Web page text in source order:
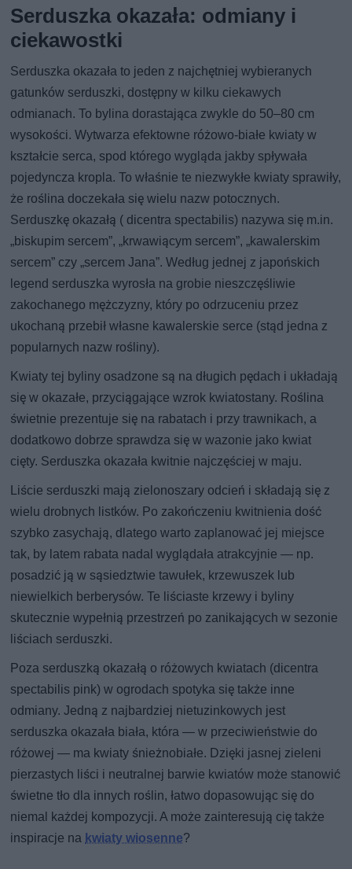
Serduszka okazała: odmiany i
ciekawostki
Serduszka okazała to jeden z najchętniej wybieranych
gatunków serduszki, dostępny w kilku ciekawych
odmianach. To bylina dorastająca zwykle do 50–80 cm
wysokości. Wytwarza efektowne różowo-białe kwiaty w
kształcie serca, spod którego wygląda jakby spływała
pojedyncza kropla. To właśnie te niezwykłe kwiaty sprawiły,
że roślina doczekała się wielu nazw potocznych.
Serduszkę okazałą ( dicentra spectabilis) nazywa się m.in.
„biskupim sercem”, „krwawiącym sercem”, „kawalerskim
sercem” czy „sercem Jana”. Według jednej z japońskich
legend serduszka wyrosła na grobie nieszczęśliwie
zakochanego mężczyzny, który po odrzuceniu przez
ukochaną przebił własne kawalerskie serce (stąd jedna z
popularnych nazw rośliny).
Kwiaty tej byliny osadzone są na długich pędach i układają
się w okazałe, przyciągające wzrok kwiatostany. Roślina
świetnie prezentuje się na rabatach i przy trawnikach, a
dodatkowo dobrze sprawdza się w wazonie jako kwiat
cięty. Serduszka okazała kwitnie najczęściej w maju.
Liście serduszki mają zielonoszary odcień i składają się z
wielu drobnych listków. Po zakończeniu kwitnienia dość
szybko zasychają, dlatego warto zaplanować jej miejsce
tak, by latem rabata nadal wyglądała atrakcyjnie — np.
posadzić ją w sąsiedztwie tawułek, krzewuszek lub
niewielkich berberysów. Te liściaste krzewy i byliny
skutecznie wypełnią przestrzeń po zanikających w sezonie
liściach serduszki.
Poza serduszką okazałą o różowych kwiatach (dicentra
spectabilis pink) w ogrodach spotyka się także inne
odmiany. Jedną z najbardziej nietuzinkowych jest
serduszka okazała biała, która — w przeciwieństwie do
różowej — ma kwiaty śnieżnobiałe. Dzięki jasnej zieleni
pierzastych liści i neutralnej barwie kwiatów może stanowić
świetne tło dla innych roślin, łatwo dopasowując się do
niemal każdej kompozycji. A może zainteresują cię także
inspiracje na kwiaty wiosenne?